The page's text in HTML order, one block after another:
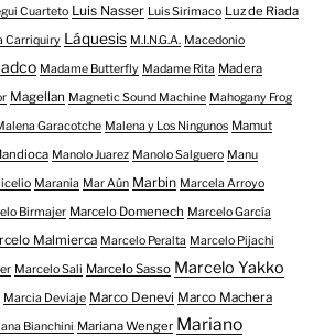
Cuarteto Luis Nasser Luis Sirimaco Luz de Riada
Carriquiry Láquesis M.I.N.G.A. Macedonio
Madame Butterfly Madame Rita Madera
Magellan Magnetic Sound Machine Mahogany Frog
Garacotche Malena y Los Ningunos Mamut
Manolo Juarez Manolo Salguero Manu
Marania Mar Aún Marbin Marcela Arroyo
Birmajer Marcelo Domenech Marcelo García
Malmierca Marcelo Peralta Marcelo Pijachi
Marcelo Sali Marcelo Sasso Marcelo Yakko
Marcia Deviaje Marco Denevi Marco Machera
Bianchini Mariana Wenger Mariano